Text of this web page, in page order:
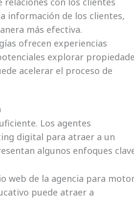
información de los clientes,
más efectiva.
ofrecen experiencias
explorar
acelerar el proceso de
Los agentes
digital para atraer a un
algunos enfoques
web de la agencia para
puede atraer a